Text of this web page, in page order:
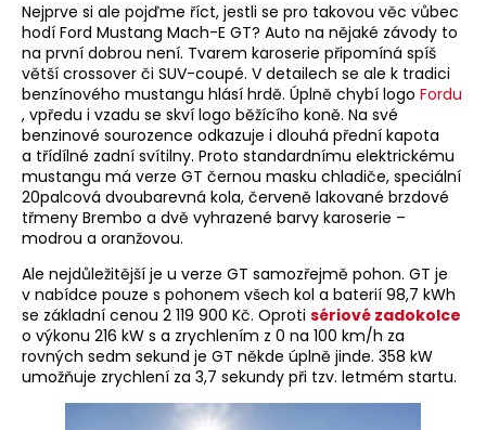
Nejprve si ale pojďme říct, jestli se pro takovou věc vůbec
hodí Ford Mustang Mach-E GT? Auto na nějaké závody to
na první dobrou není. Tvarem karoserie připomíná spíš
větší crossover či SUV-coupé. V detailech se ale k tradici
benzínového mustangu hlásí hrdě. Úplně chybí logo Fordu
, vpředu i vzadu se skví logo běžícího koně. Na své
benzinové sourozence odkazuje i dlouhá přední kapota
a třídílné zadní svítilny. Proto standardnímu elektrickému
mustangu má verze GT černou masku chladiče, speciální
20palcová dvoubarevná kola, červeně lakované brzdové
třmeny Brembo a dvě vyhrazené barvy karoserie –
modrou a oranžovou.
Ale nejdůležitější je u verze GT samozřejmě pohon. GT je
v nabídce pouze s pohonem všech kol a baterií 98,7 kWh
se základní cenou 2 119 900 Kč. Oproti sériové zadokolce
o výkonu 216 kW s a zrychlením z 0 na 100 km/h za
rovných sedm sekund je GT někde úplně jinde. 358 kW
umožňuje zrychlení za 3,7 sekundy při tzv. letmém startu.